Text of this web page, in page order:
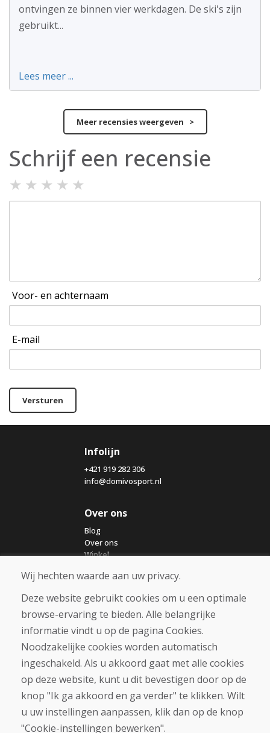
ontvingen ze binnen vier werkdagen. De ski's zijn
gebruikt...
Lees meer ...
Meer recensies weergeven >
Schrijf een recensie
★ ★ ★ ★ ★
Voor- en achternaam
E-mail
Versturen
Infolijn
+421 919 282 306
info@domivosport.nl
Over ons
Blog
Over ons
Winkel
Aankoop
Eshop
Algemene voorwaarden
Vervoer
Betaling
Klacht
Retourneren en ruilen van goederen
Cookies
Wij hechten waarde aan uw privacy.
Deze website gebruikt cookies om u een optimale
browse-ervaring te bieden. Alle belangrijke
informatie vindt u op de pagina Cookies.
Noodzakelijke cookies worden automatisch
ingeschakeld. Als u akkoord gaat met alle cookies
op deze website, kunt u dit bevestigen door op de
knop "Ik ga akkoord en ga verder" te klikken. Wilt
u uw instellingen aanpassen, klik dan op de knop
"Cookie-instellingen bewerken".